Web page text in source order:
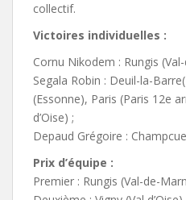
collectif.
Victoires individuelles :
Cornu Nikodem : Rungis
Segala Robin : Deuil-la-
(Essonne), Paris (Paris 12e
d’Oise) ;
Depaud Grégoire :
Prix d’équipe :
Premier : Rungis (Val-de-